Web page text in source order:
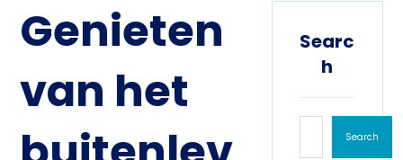
Genieten
van het
Searc
h
Search